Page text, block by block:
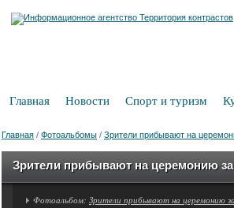
Главная Новости Спорт и туризм
Главная / Фотоальбомы / Зрители прибывают на
Зрители прибывают на церемонию
Фотоальбом: Зрители прибывают на церемонию